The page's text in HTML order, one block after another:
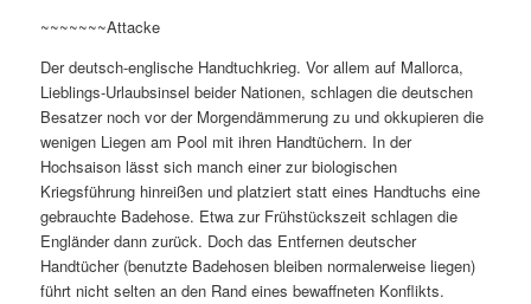
~~~~~~~Attacke
Der deutsch-englische Handtuchkrieg. Vor allem auf Mallorca,
Lieblings-Urlaubsinsel beider Nationen, schlagen die deutschen
Besatzer noch vor der Morgendämmerung zu und okkupieren die
wenigen Liegen am Pool mit ihren Handtüchern. In der
Hochsaison lässt sich manch einer zur biologischen
Kriegsführung hinreißen und platziert statt eines Handtuchs eine
gebrauchte Badehose. Etwa zur Frühstückszeit schlagen die
Engländer dann zurück. Doch das Entfernen deutscher
Handtücher (benutzte Badehosen bleiben normalerweise liegen)
führt nicht selten an den Rand eines bewaffneten Konflikts.